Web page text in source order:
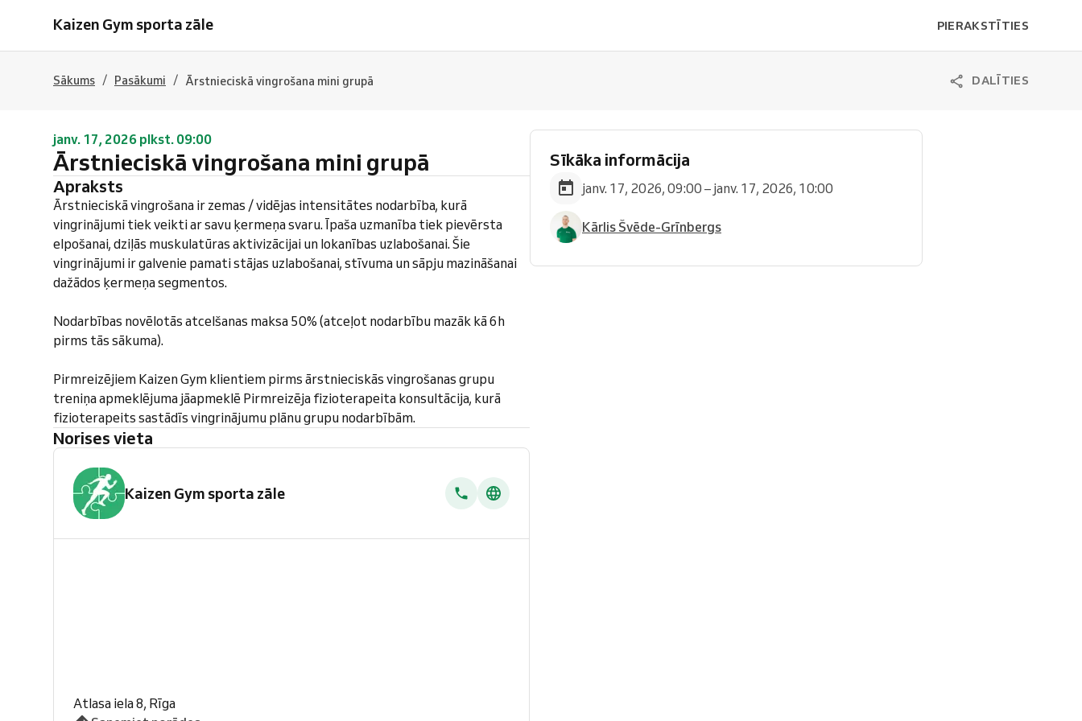
Kaizen Gym sporta zāle PIERAKSTĪTIES
Sākums / Pasākumi / Ārstnieciskā vingrošana mini grupā DALĪTIES
janv. 17, 2026 plkst. 09:00
Ārstnieciskā vingrošana mini grupā
Apraksts
Ārstnieciskā vingrošana ir zemas / vidējas intensitātes nodarbība, kurā
vingrinājumi tiek veikti ar savu ķermeņa svaru. Īpaša uzmanība tiek pievērsta
elpošanai, dziļās muskulatūras aktivizācijai un lokanības uzlabošanai. Šie
vingrinājumi ir galvenie pamati stājas uzlabošanai, stīvuma un sāpju mazināšanai
dažādos ķermeņa segmentos.
Nodarbības novēlotās atcelšanas maksa 50% (atceļot nodarbību mazāk kā 6h
pirms tās sākuma).
Pirmreizējiem Kaizen Gym klientiem pirms ārstnieciskās vingrošanas grupu
treniņa apmeklējuma jāapmeklē Pirmreizēja fizioterapeita konsultācija, kurā
fizioterapeits sastādīs vingrinājumu plānu grupu nodarbībām.
Norises vieta
Kaizen Gym sporta zāle
Atlasa iela 8, Rīga
Sīkāka informācija
janv. 17, 2026, 09:00 – janv. 17, 2026, 10:00
Kārlis Švēde-Grīnbergs